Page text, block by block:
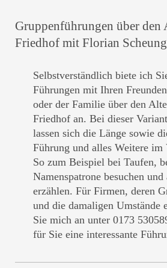
Gruppenführungen über den
Friedhof mit Florian
Selbstverständlich biete ich
Führungen mit Ihren
oder der Familie über den
Friedhof an. Bei dieser
lassen sich die Länge sowie
Führung und alles Weitere im
So zum Beispiel bei Taufen,
Namenspatrone besuchen
erzählen. Für Firmen, deren
und die damaligen Umstände
Sie mich an unter 0173
für Sie eine interessante